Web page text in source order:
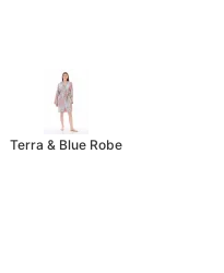
Terra & Blue Robe